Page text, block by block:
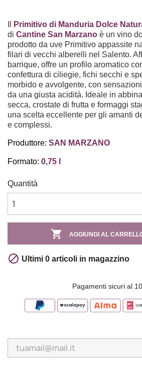
Primitivo di Manduria Dolce
di Cantine San Marzano è un vino
prodotto da uve Primitivo appassite
filari di vecchi alberelli nel Salento.
barrique, offre un profilo aromatico
confettura di ciliegie, fichi secchi e
morbido e avvolgente, con
da una giusta acidità. Ideale in
secca, crostate di frutta e formaggi
una scelta eccellente per gli amanti
e complessi.
Produttore: SAN MARZANO
Formato: 0,75 l
Quantità
 AGGIUNGI AL
 Ultimi 0 articoli in magazzino
Pagamenti sicuri al